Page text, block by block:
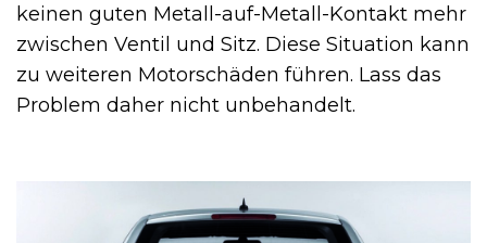
keinen guten Metall-auf-Metall-Kontakt mehr
zwischen Ventil und Sitz. Diese Situation kann
zu weiteren Motorschäden führen. Lass das
Problem daher nicht unbehandelt.